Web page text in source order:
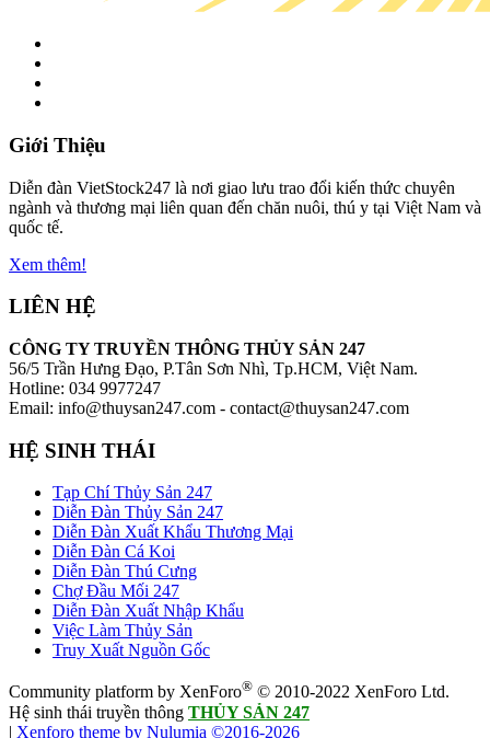
Giới Thiệu
Diễn đàn VietStock247 là nơi giao lưu trao đổi kiến thức chuyên
ngành và thương mại liên quan đến chăn nuôi, thú y tại Việt Nam và
quốc tế.
Xem thêm!
LIÊN HỆ
CÔNG TY TRUYỀN THÔNG THỦY SẢN 247
56/5 Trần Hưng Đạo, P.Tân Sơn Nhì, Tp.HCM, Việt Nam.
Hotline: 034 9977247
Email: info@thuysan247.com - contact@thuysan247.com
HỆ SINH THÁI
Tạp Chí Thủy Sản 247
Diễn Đàn Thủy Sản 247
Diễn Đàn Xuất Khẩu Thương Mại
Diễn Đàn Cá Koi
Diễn Đàn Thú Cưng
Chợ Đầu Mối 247
Diễn Đàn Xuất Nhập Khẩu
Việc Làm Thủy Sản
Truy Xuất Nguồn Gốc
Community platform by XenForo® © 2010-2022 XenForo Ltd.
Hệ sinh thái truyền thông THỦY SẢN 247
| Xenforo theme by Nulumia ©2016-2026